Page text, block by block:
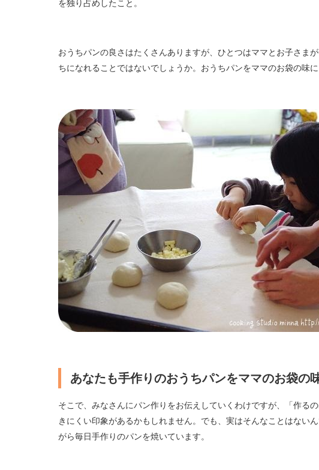
を独り占めしたこと。
おうちパンの良さはたくさんありますが、ひとつはママとお子さま
ちになれることではないでしょうか。おうちパンをママのお袋の味
あなたも手作りのおうちパンをママのお袋の味
そこで、みなさんにパン作りをお伝えしていくわけですが、「作る
きにくい印象があるかもしれません。でも、実はそんなことはない
がら毎日手作りのパンを焼いています。